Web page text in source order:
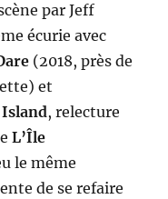
par Jeff
écurie avec
(2018, près de
et
, relecture
L’Île
le même
de se refaire